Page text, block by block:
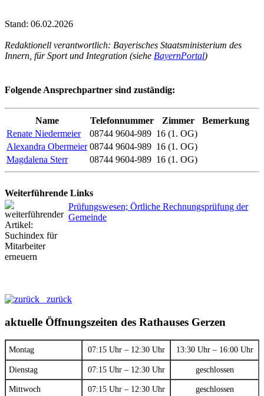
Stand: 06.02.2026
Redaktionell verantwortlich: Bayerisches Staatsministerium des
Innern, für Sport und Integration (siehe BayernPortal)
Folgende Ansprechpartner sind zuständig:
Name Telefonnummer Zimmer
Bemerkung
Renate Niedermeier
08744 9604-989 16 (1. OG)
Alexandra Obermeier 08744 9604-989 16 (1. OG)
Magdalena Sterr
08744 9604-989 16 (1. OG)
Weiterführende Links
Prüfungswesen; Örtliche Rechnungsprüfung der
Gemeinde
zurück
aktuelle Öffnungszeiten des Rathauses Gerzen
Montag 07:15 Uhr – 12:30 Uhr 13:30 Uhr – 16:00 Uhr
Dienstag 07:15 Uhr – 12:30 Uhr geschlossen
Mittwoch 07:15 Uhr – 12:30 Uhr geschlossen